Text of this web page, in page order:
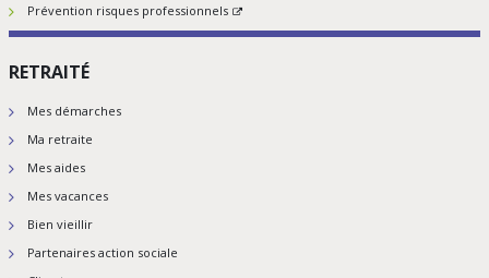
Prévention risques professionnels
RETRAITÉ
Mes démarches
Ma retraite
Mes aides
Mes vacances
Bien vieillir
Partenaires action sociale